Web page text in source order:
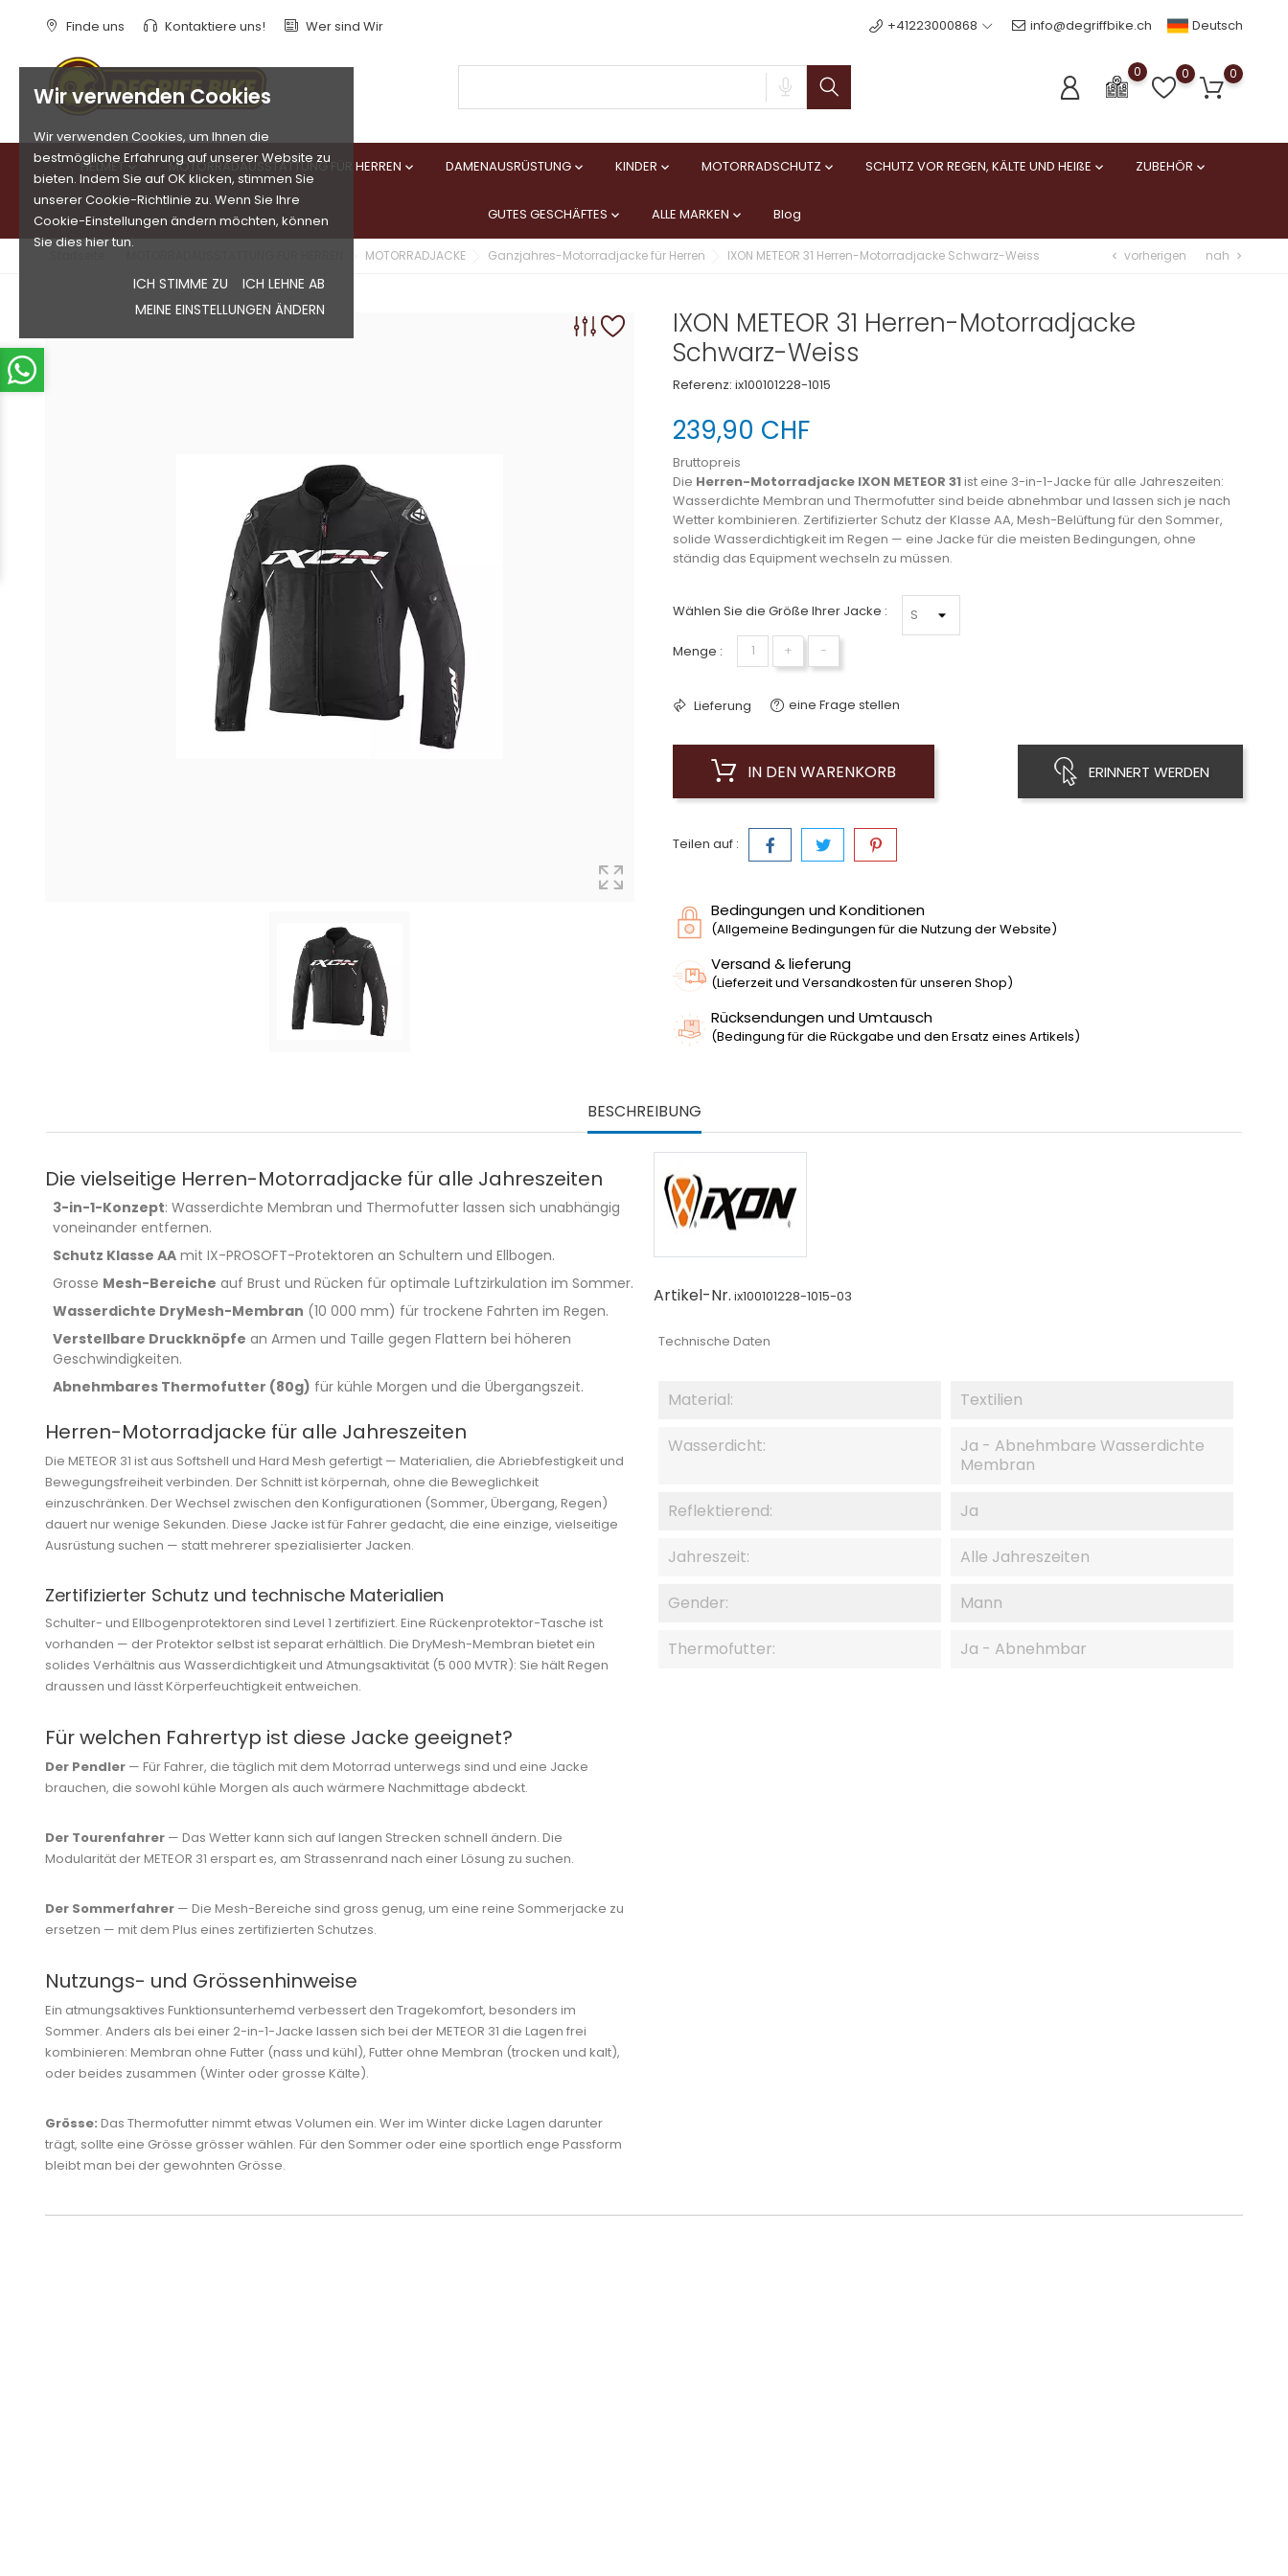
Wir verwenden Cookies
Wir verwenden Cookies, um Ihnen die
bestmögliche Erfahrung auf unserer Website zu
bieten. Indem Sie auf OK klicken, stimmen Sie
unserer Cookie-Richtlinie zu. Wenn Sie Ihre
Cookie-Einstellungen ändern möchten, können
Sie dies hier tun.
ICH STIMME ZU
ICH LEHNE AB
MEINE EINSTELLUNGEN ÄNDERN
Finde uns Kontaktiere uns! Wer sind Wir +41223000868 info@degriffbike.ch Deutsch
0 0 0
HELMET MOTORRADAUSSTATTUNG FÜR HERREN  DAMENAUSRÜSTUNG KINDER  MOTORRADSCHUTZ  SCHUTZ VOR REGEN, KÄLTE UND HEIßE  ZUBEHÖR 
GUTES GESCHÄFTES  ALLE MARKEN  Blog
MOTORRADJACKE Ganzjahres-Motorradjacke für Herren IXON METEOR 31 Herren-Motorradjacke Schwarz-Weiss chevron_left vorherigen nah chevron_right
IXON METEOR 31 Herren-Motorradjacke
Schwarz-Weiss
Referenz: ix100101228-1015
239,90 CHF
Bruttopreis
Die Herren-Motorradjacke IXON METEOR 31ist eine 3-in-1-Jacke für alle Jahreszeiten:
Wasserdichte Membran und Thermofutter sind beide abnehmbar und lassen sich je nach
Wetter kombinieren. Zertifizierter Schutz der Klasse AA, Mesh-Belüftung für den Sommer,
solide Wasserdichtigkeit im Regen — eine Jacke für die meisten Bedingungen, ohne
ständig das Equipment wechseln zu müssen.
Wählen Sie die Größe Ihrer Jacke :
Menge : + −
Lieferung eine Frage stellen
IN DEN WARENKORB ERINNERT WERDEN
Teilen auf :
Bedingungen und Konditionen
(Allgemeine Bedingungen für die Nutzung der Website)
Versand & lieferung
(Lieferzeit und Versandkosten für unseren Shop)
Rücksendungen und Umtausch
(Bedingung für die Rückgabe und den Ersatz eines Artikels)
BESCHREIBUNG
Die vielseitige Herren-Motorradjacke für alle Jahreszeiten
3-in-1-Konzept: Wasserdichte Membran und Thermofutter lassen sich unabhängig
voneinander entfernen.
Schutz Klasse AA mit IX-PROSOFT-Protektoren an Schultern und Ellbogen.
Grosse Mesh-Bereiche auf Brust und Rücken für optimale Luftzirkulation im Sommer.
Wasserdichte DryMesh-Membran (10 000 mm) für trockene Fahrten im Regen.
Verstellbare Druckknöpfe an Armen und Taille gegen Flattern bei höheren
Geschwindigkeiten.
Abnehmbares Thermofutter (80g) für kühle Morgen und die Übergangszeit.
Herren-Motorradjacke für alle Jahreszeiten
Die METEOR 31 ist aus Softshell und Hard Mesh gefertigt — Materialien, die Abriebfestigkeit und
Bewegungsfreiheit verbinden. Der Schnitt ist körpernah, ohne die Beweglichkeit
einzuschränken. Der Wechsel zwischen den Konfigurationen (Sommer, Übergang, Regen)
dauert nur wenige Sekunden. Diese Jacke ist für Fahrer gedacht, die eine einzige, vielseitige
Ausrüstung suchen — statt mehrerer spezialisierter Jacken.
Zertifizierter Schutz und technische Materialien
Schulter- und Ellbogenprotektoren sind Level 1 zertifiziert. Eine Rückenprotektor-Tasche ist
vorhanden — der Protektor selbst ist separat erhältlich. Die DryMesh-Membran bietet ein
solides Verhältnis aus Wasserdichtigkeit und Atmungsaktivität (5 000 MVTR): Sie hält Regen
draussen und lässt Körperfeuchtigkeit entweichen.
Für welchen Fahrertyp ist diese Jacke geeignet?
Der Pendler — Für Fahrer, die täglich mit dem Motorrad unterwegs sind und eine Jacke
brauchen, die sowohl kühle Morgen als auch wärmere Nachmittage abdeckt.
Der Tourenfahrer — Das Wetter kann sich auf langen Strecken schnell ändern. Die
Modularität der METEOR 31 erspart es, am Strassenrand nach einer Lösung zu suchen.
Der Sommerfahrer — Die Mesh-Bereiche sind gross genug, um eine reine Sommerjacke zu
ersetzen — mit dem Plus eines zertifizierten Schutzes.
Nutzungs- und Grössenhinweise
Ein atmungsaktives Funktionsunterhemd verbessert den Tragekomfort, besonders im
Sommer. Anders als bei einer 2-in-1-Jacke lassen sich bei der METEOR 31 die Lagen frei
kombinieren: Membran ohne Futter (nass und kühl), Futter ohne Membran (trocken und kalt),
oder beides zusammen (Winter oder grosse Kälte).
Grösse: Das Thermofutter nimmt etwas Volumen ein. Wer im Winter dicke Lagen darunter
trägt, sollte eine Grösse grösser wählen. Für den Sommer oder eine sportlich enge Passform
bleibt man bei der gewohnten Grösse.
Artikel-Nr. ix100101228-1015-03
Technische Daten
Material: Textilien
Wasserdicht:
Ja - Abnehmbare Wasserdichte
Membran
Reflektierend: Ja
Jahreszeit: Alle Jahreszeiten
Gender: Mann
Thermofutter: Ja - Abnehmbar